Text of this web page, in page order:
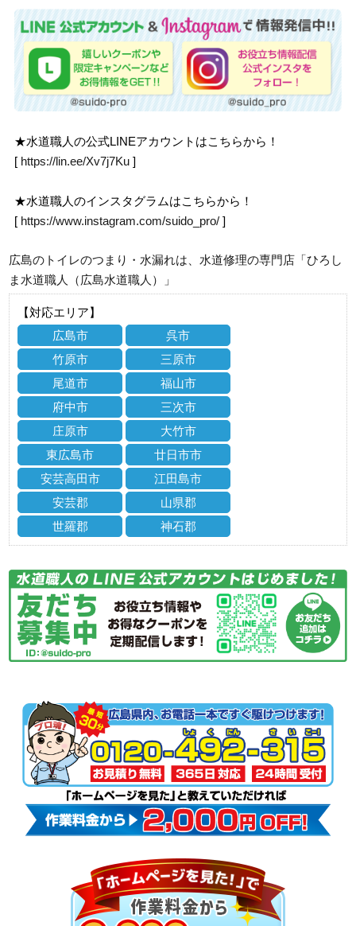
★水道職人の公式LINEアカウントはこちらから！
[ https://lin.ee/Xv7j7Ku ]
★水道職人のインスタグラムはこちらから！
[ https://www.instagram.com/suido_pro/ ]
広島のトイレのつまり・水漏れは、水道修理の専門店「ひろし
ま水道職人（広島水道職人）」
【対応エリア】
広島市
呉市
竹原市
三原市
尾道市
福山市
府中市
三次市
庄原市
大竹市
東広島市
廿日市市
安芸高田市
江田島市
安芸郡
山県郡
世羅郡
神石郡